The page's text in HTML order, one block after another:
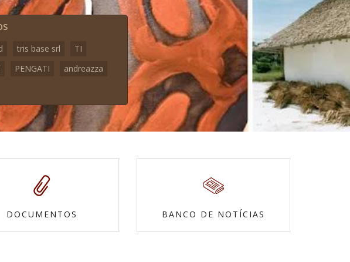
tris base srl
TI
PENGATI
andreazza
DOCUMENTOS BANCO DE NOTÍCIAS